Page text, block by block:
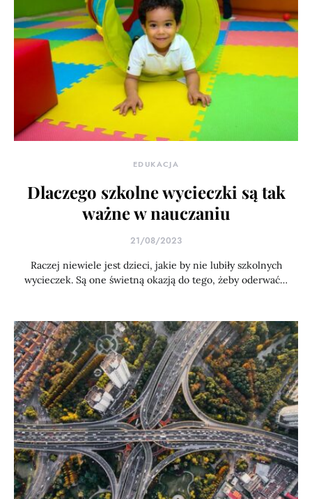
EDUKACJA
Dlaczego szkolne wycieczki są tak
ważne w nauczaniu
21/08/2023
Raczej niewiele jest dzieci, jakie by nie lubiły szkolnych
wycieczek. Są one świetną okazją do tego, żeby oderwać…